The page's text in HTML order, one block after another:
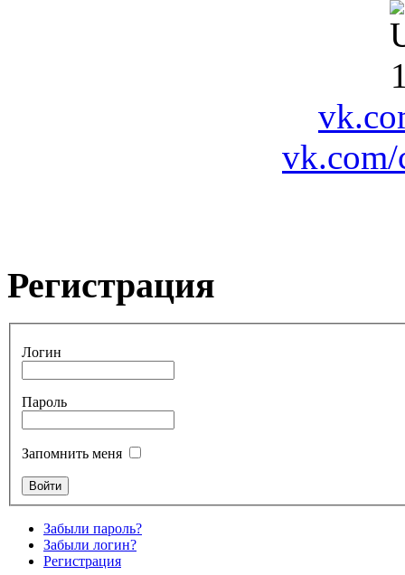
Регистрация
Логин
Пароль
Запомнить меня
Забыли пароль?
Забыли логин?
Регистрация